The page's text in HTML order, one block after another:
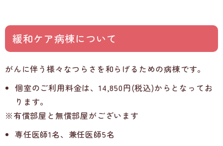
緩和ケア病棟について
がんに伴う様々なつらさを和らげるための病棟です。
個室のご利用料金は、14,850円(税込)からとなってお
ります。
※有償部屋と無償部屋がございます
専任医師1名、兼任医師5名